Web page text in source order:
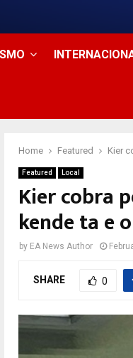
Home Featured Kier
Featured Local
Kier cobra
kende ta e
by EA News Author
SHARE 0